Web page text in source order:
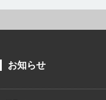
お知らせ